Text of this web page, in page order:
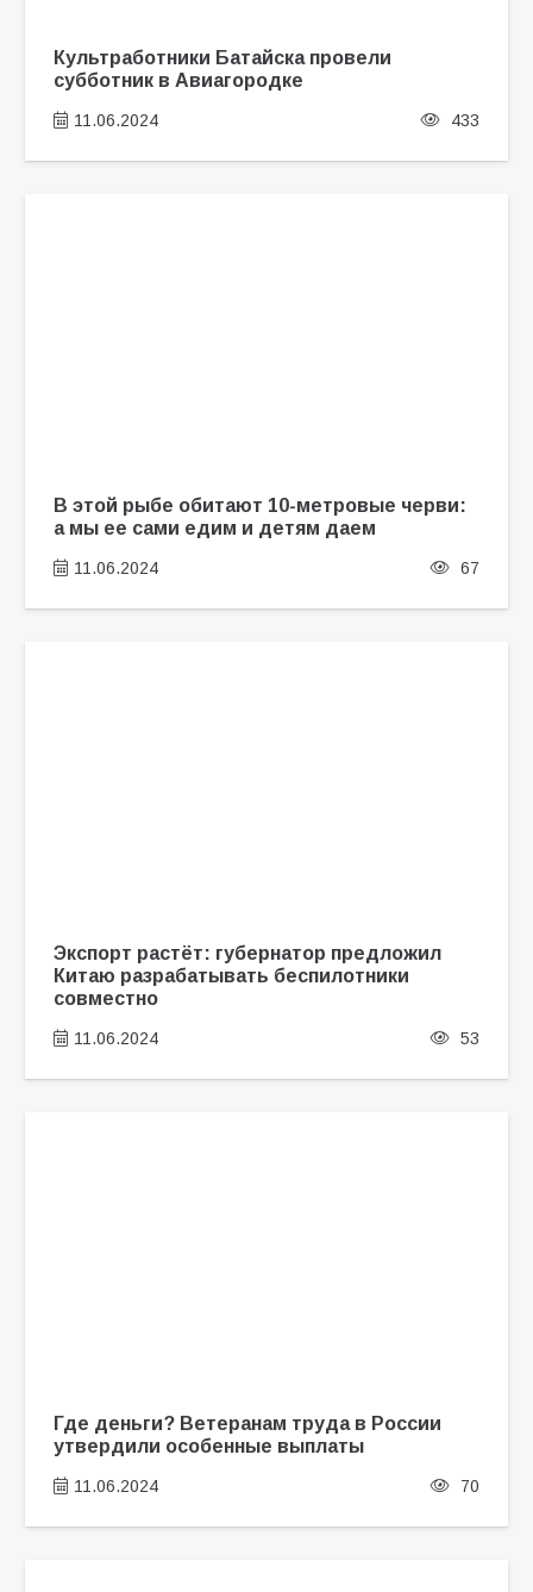
Культработники Батайска провели
субботник в Авиагородке
11.06.2024 433
В этой рыбе обитают 10-метровые черви:
а мы ее сами едим и детям даем
11.06.2024 67
Экспорт растёт: губернатор предложил
Китаю разрабатывать беспилотники
совместно
11.06.2024 53
Где деньги? Ветеранам труда в России
утвердили особенные выплаты
11.06.2024 70